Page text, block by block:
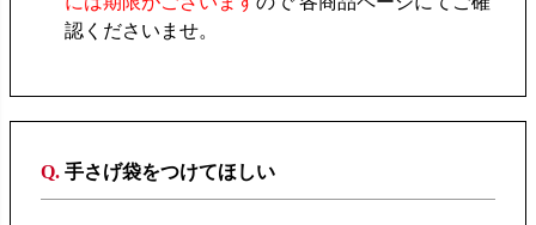
認くださいませ。
手さげ袋をつけてほしい